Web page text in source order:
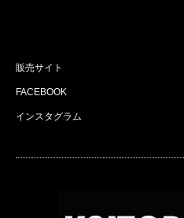
販売サイト
FACEBOOK
インスタグラム